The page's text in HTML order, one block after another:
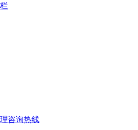
咨询热线